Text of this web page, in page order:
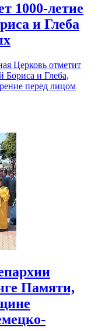
1000-летие
и Глеба
Церковь отметит
Бориса и Глеба,
перед лицом
Памяти,